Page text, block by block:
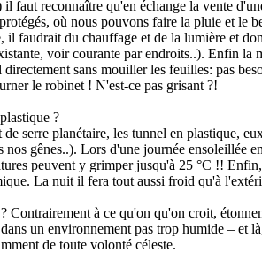
faut reconnaître qu'en échange la vente
où nous pouvons faire la pluie et le
il faudrait du chauffage et de la lumière et
voir courante par endroits..). Enfin la
sans mouiller les feuilles: pas
le robinet ! N'est-ce pas grisant ?!
?
serre planétaire, les tunnel en plastique,
gênes..). Lors d'une journée ensoleillée
peuvent y grimper jusqu'à 25 °C !!
La nuit il fera tout aussi froid qu'à
à ce qu'on qu'on croit,
un environnement pas trop humide – et
de toute volonté céleste.